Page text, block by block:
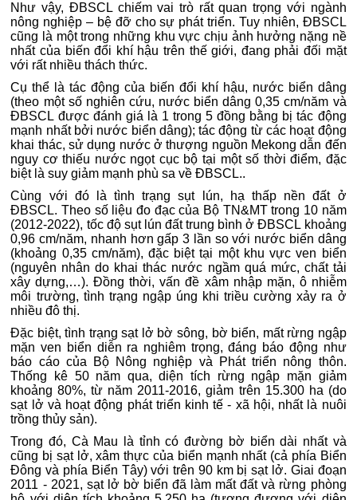
Như vậy, ĐBSCL chiếm vai trò rất quan trọng với ngành
nông nghiệp – bệ đỡ cho sự phát triển. Tuy nhiên, ĐBSCL
cũng là một trong những khu vực chịu ảnh hưởng nặng nề
nhất của biến đổi khí hậu trên thế giới, đang phải đối mặt
với rất nhiều thách thức.
Cụ thể là tác động của biến đổi khí hậu, nước biển dâng
(theo một số nghiên cứu, nước biển dâng 0,35 cm/năm và
ĐBSCL được đánh giá là 1 trong 5 đồng bằng bị tác động
mạnh nhất bởi nước biển dâng); tác động từ các hoạt động
khai thác, sử dụng nước ở thượng nguồn Mekong dẫn đến
nguy cơ thiếu nước ngọt cục bộ tại một số thời điểm, đặc
biệt là suy giảm mạnh phù sa về ĐBSCL..
Cùng với đó là tình trạng sụt lún, hạ thấp nền đất ở
ĐBSCL. Theo số liệu đo đạc của Bộ TN&MT trong 10 năm
(2012-2022), tốc độ sụt lún đất trung bình ở ĐBSCL khoảng
0,96 cm/năm, nhanh hơn gấp 3 lần so với nước biển dâng
(khoảng 0,35 cm/năm), đặc biệt tại một khu vực ven biển
(nguyên nhân do khai thác nước ngầm quá mức, chất tải
xây dựng,…). Đồng thời, vấn đề xâm nhập mặn, ô nhiễm
môi trường, tình trạng ngập úng khi triều cường xảy ra ở
nhiều đô thị.
Đặc biệt, tình trạng sạt lở bờ sông, bờ biển, mất rừng ngập
mặn ven biển diễn ra nghiêm trọng, đáng báo động như
báo cáo của Bộ Nông nghiệp và Phát triển nông thôn.
Thống kê 50 năm qua, diện tích rừng ngập mặn giảm
khoảng 80%, từ năm 2011-2016, giảm trên 15.300 ha (do
sạt lở và hoạt động phát triển kinh tế - xã hội, nhất là nuôi
trồng thủy sản).
Trong đó, Cà Mau là tỉnh có đường bờ biển dài nhất và
cũng bị sạt lở, xâm thực của biển mạnh nhất (cả phía Biển
Đông và phía Biển Tây) với trên 90 km bị sạt lở. Giai đoạn
2011 - 2021, sạt lở bờ biển đã làm mất đất và rừng phòng